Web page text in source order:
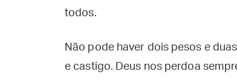
todos.
Não pode haver dois pesos e
e castigo. Deus nos perdoa